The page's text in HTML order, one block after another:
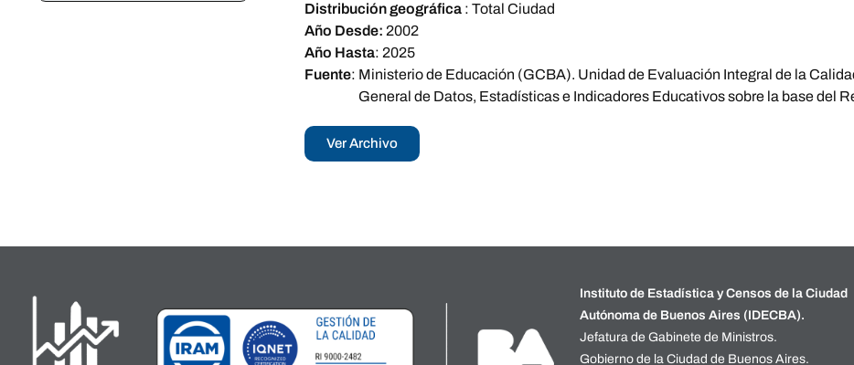
Distribución geográfica : Total Ciudad
Año Desde: 2002
Año Hasta: 2025
Fuente: Ministerio de Educación (GCBA). Unidad de Evaluación Integral de la
General de Datos, Estadísticas e Indicadores Educativos sobre la base del
Ver Archivo
Instituto de Estadística y Censos de la Ciudad
Autónoma de Buenos Aires (IDECBA).
Jefatura de Gabinete de Ministros.
Gobierno de la Ciudad de Buenos Aires.